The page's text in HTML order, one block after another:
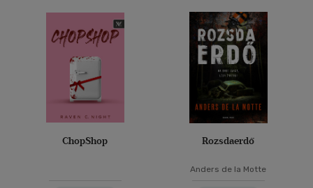
ChopShop Rozsdaerdő
Anders de la Motte